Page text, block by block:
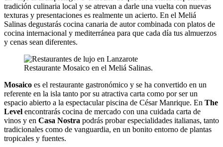
tradición culinaria local y se atrevan a darle una vuelta con nuevas
texturas y presentaciones es realmente un acierto. En el Meliá
Salinas degustarás cocina canaria de autor combinada con platos de
cocina internacional y mediterránea para que cada día tus almuerzos
y cenas sean diferentes.
Restaurante Mosaico en el Meliá Salinas.
Mosaico es el restaurante gastronómico y se ha convertido en un
referente en la isla tanto por su atractiva carta como por ser un
espacio abierto a la espectacular piscina de César Manrique. En The
Level encontrarás cocina de mercado con una cuidada carta de
vinos y en Casa Nostra podrás probar especialidades italianas, tanto
tradicionales como de vanguardia, en un bonito entorno de plantas
tropicales y fuentes.